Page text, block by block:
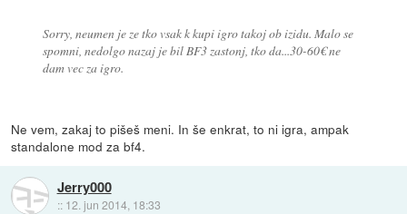
Sorry, neumen je ze tko vsak k kupi igro takoj ob izidu. Malo se
spomni, nedolgo nazaj je bil BF3 zastonj, tko da...30-60€ ne
dam vec za igro.
Ne vem, zakaj to pišeš meni. In še enkrat, to ni igra, ampak
standalone mod za bf4.
Jerry000
:: 12. jun 2014, 18:33